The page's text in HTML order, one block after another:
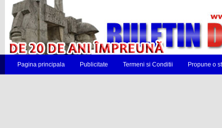
Pagina principala Publicitate Termeni si Conditii Propune o